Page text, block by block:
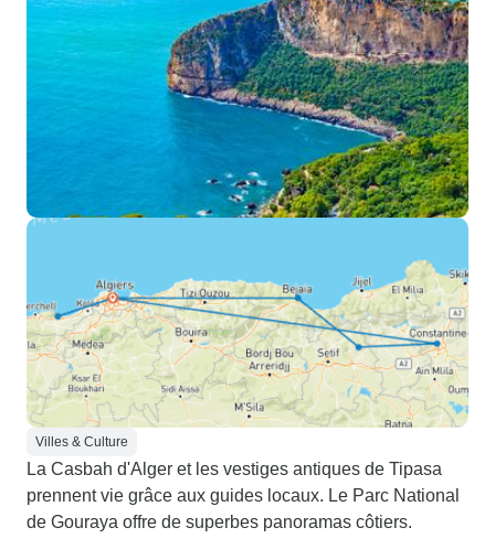
Villes & Culture
La Casbah d'Alger et les vestiges antiques de Tipasa
prennent vie grâce aux guides locaux. Le Parc National
de Gouraya offre de superbes panoramas côtiers.